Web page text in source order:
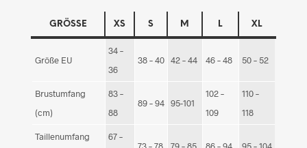
GRÖSSE XS S M L XL
Größe EU
34 –
36
38 – 40 42 – 44 46 – 48 50 – 52
Brustumfang
(cm)
83 –
88
89 – 94 95-101
102 –
109
110 –
118
Taillenumfang
67 –